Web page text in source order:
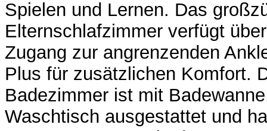
Spielen und Lernen. Das
Elternschlafzimmer verfügt
Zugang zur angrenzenden
Plus für zusätzlichen Komfort.
Badezimmer ist mit
Waschtisch ausgestattet und